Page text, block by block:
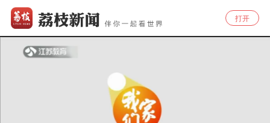
打开